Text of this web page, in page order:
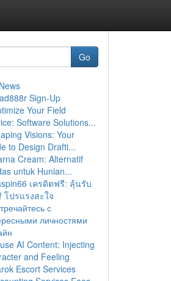
Go
Sign-Up
Your Field
Software Solutions...
Visions: Your
to Design Drafti...
Cream: Alternatif
untuk Hunian...
เครดิตฟรี: ลุ้นรับ
โปรแรงสะใจ
с
личностями
AI Content: Injecting
and Feeling
Escort Services